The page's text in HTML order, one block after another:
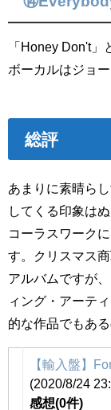
「Honey Don't」
ボーカルはジョ
総評
あまりに素晴ら
してくる印象は
コーラスワーク
す。クリスマス
アルバムですが
ィング・アーテ
的な作品でもある
【輸入盤】
(2020/8/24
感想(0件)